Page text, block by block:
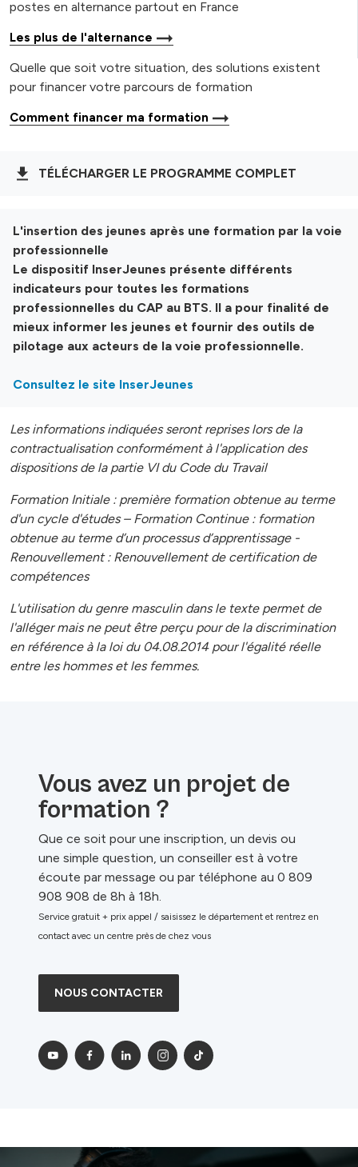
postes en alternance partout en France
Les plus de l'alternance
Quelle que soit votre situation, des solutions existent
pour financer votre parcours de formation
Comment financer ma formation
TÉLÉCHARGER LE PROGRAMME COMPLET
L'insertion des jeunes après une formation par la voie
professionnelle
Le dispositif InserJeunes présente différents
indicateurs pour toutes les formations
professionnelles du CAP au BTS. Il a pour finalité de
mieux informer les jeunes et fournir des outils de
pilotage aux acteurs de la voie professionnelle.
Consultez le site InserJeunes
Les informations indiquées seront reprises lors de la
contractualisation conformément à l'application des
dispositions de la partie VI du Code du Travail
Formation Initiale : première formation obtenue au terme
d'un cycle d'études – Formation Continue : formation
obtenue au terme d’un processus d’apprentissage -
Renouvellement : Renouvellement de certification de
compétences
L'utilisation du genre masculin dans le texte permet de
l'alléger mais ne peut être perçu pour de la discrimination
en référence à la loi du 04.08.2014 pour l'égalité réelle
entre les hommes et les femmes.
Vous avez un projet de
formation ?
Que ce soit pour une inscription, un devis ou
une simple question, un conseiller est à votre
écoute par message ou par téléphone au 0 809
908 908 de 8h à 18h.
Service gratuit + prix appel / saisissez le département et rentrez en
contact avec un centre près de chez vous
NOUS CONTACTER